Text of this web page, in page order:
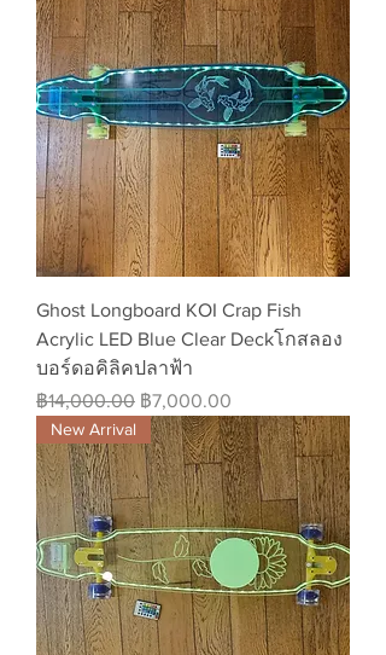
Ghost Longboard KOI Crap Fish
Acrylic LED Blue Clear Deckโกสลอง
บอร์ดอคิลิคปลาฟ้า
ราคาปกติ
฿14,000.00 ราคาขายลด
฿7,000.00
New Arrival